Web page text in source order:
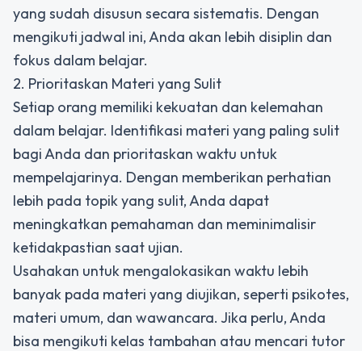
yang sudah disusun secara sistematis. Dengan
mengikuti jadwal ini, Anda akan lebih disiplin dan
fokus dalam belajar.
2. Prioritaskan Materi yang Sulit
Setiap orang memiliki kekuatan dan kelemahan
dalam belajar. Identifikasi materi yang paling sulit
bagi Anda dan prioritaskan waktu untuk
mempelajarinya. Dengan memberikan perhatian
lebih pada topik yang sulit, Anda dapat
meningkatkan pemahaman dan meminimalisir
ketidakpastian saat ujian.
Usahakan untuk mengalokasikan waktu lebih
banyak pada materi yang diujikan, seperti psikotes,
materi umum, dan wawancara. Jika perlu, Anda
bisa mengikuti kelas tambahan atau mencari tutor